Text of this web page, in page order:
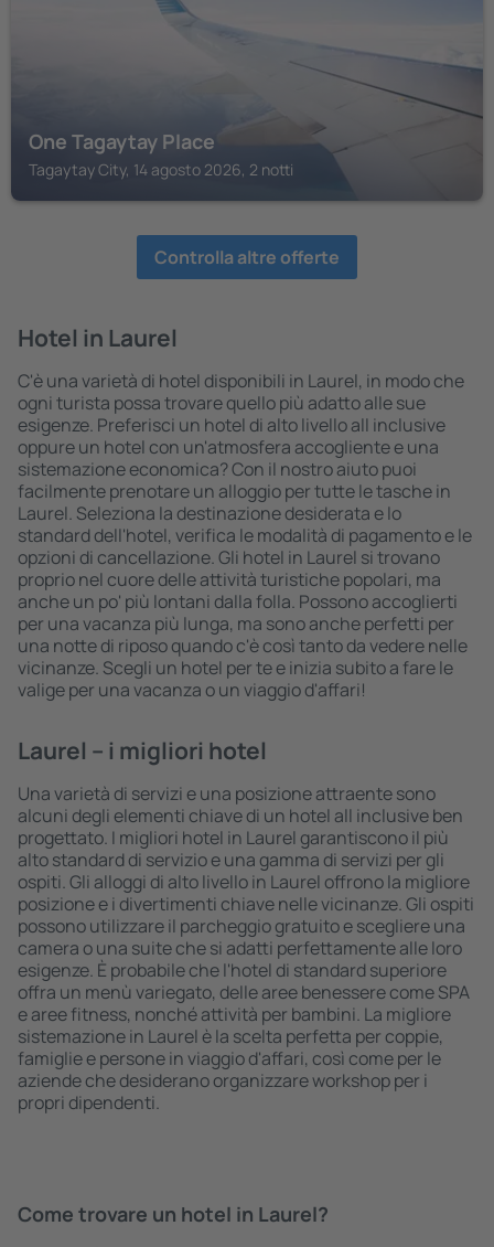
One Tagaytay Place
Tagaytay City, 14 agosto 2026, 2 notti
Controlla altre offerte
Hotel in Laurel
C'è una varietà di hotel disponibili in Laurel, in modo che
ogni turista possa trovare quello più adatto alle sue
esigenze. Preferisci un hotel di alto livello all inclusive
oppure un hotel con un'atmosfera accogliente e una
sistemazione economica? Con il nostro aiuto puoi
facilmente prenotare un alloggio per tutte le tasche in
Laurel. Seleziona la destinazione desiderata e lo
standard dell'hotel, verifica le modalità di pagamento e le
opzioni di cancellazione. Gli hotel in Laurel si trovano
proprio nel cuore delle attività turistiche popolari, ma
anche un po' più lontani dalla folla. Possono accoglierti
per una vacanza più lunga, ma sono anche perfetti per
una notte di riposo quando c'è così tanto da vedere nelle
vicinanze. Scegli un hotel per te e inizia subito a fare le
valige per una vacanza o un viaggio d'affari!
Laurel – i migliori hotel
Una varietà di servizi e una posizione attraente sono
alcuni degli elementi chiave di un hotel all inclusive ben
progettato. I migliori hotel in Laurel garantiscono il più
alto standard di servizio e una gamma di servizi per gli
ospiti. Gli alloggi di alto livello in Laurel offrono la migliore
posizione e i divertimenti chiave nelle vicinanze. Gli ospiti
possono utilizzare il parcheggio gratuito e scegliere una
camera o una suite che si adatti perfettamente alle loro
esigenze. È probabile che l'hotel di standard superiore
offra un menù variegato, delle aree benessere come SPA
e aree fitness, nonché attività per bambini. La migliore
sistemazione in Laurel è la scelta perfetta per coppie,
famiglie e persone in viaggio d'affari, così come per le
aziende che desiderano organizzare workshop per i
propri dipendenti.
Come trovare un hotel in Laurel?